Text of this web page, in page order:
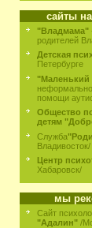
сайты
"Владмама"
родителей
Детская
Петербурге
помощи
Общество
детям
Служба
Владивосток/
Центр
Хабаровск/
мы
Сайт
"Адалин" /